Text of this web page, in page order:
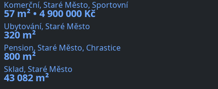
Komerční, Staré Město, Sportovní
57 m² • 4 900 000 Kč
Ubytování, Staré Město
320 m²
Pension, Staré Město, Chrastice
800 m²
Sklad, Staré Město
43 082 m²